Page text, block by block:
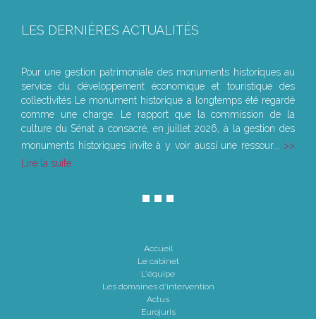
LES DERNIÈRES ACTUALITÉS
Pour une gestion patrimoniale des monuments historiques au
service du développement économique et touristique des
collectivités Le monument historique a longtemps été regardé
comme une charge. Le rapport que la commission de la
culture du Sénat a consacré, en juillet 2026, à la gestion des
monuments historiques invite à y voir aussi une ressour...
Lire la suite
Accueil
Le cabinet
L'équipe
Les domaines d'intervention
Actus
Eurojuris